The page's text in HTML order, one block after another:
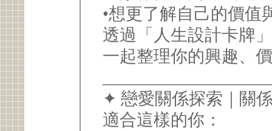
•想更了解自己的價值
透過「人生設計卡牌
一起整理你的興趣、
✦ 戀愛關係探索｜關
適合這樣的你：